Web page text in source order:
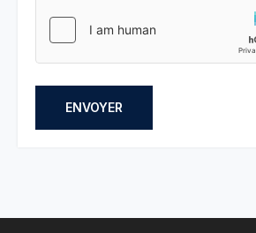
ENVOYER